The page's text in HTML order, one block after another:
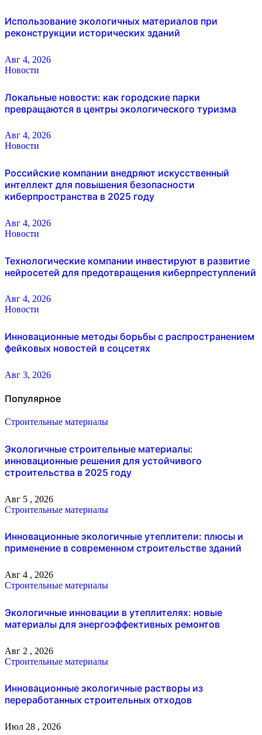
Использование экологичных материалов при
реконструкции исторических зданий
Авг 4, 2026
Новости
Локальные новости: как городские парки
превращаются в центры экологического туризма
Авг 4, 2026
Новости
Российские компании внедряют искусственный
интеллект для повышения безопасности
киберпространства в 2025 году
Авг 4, 2026
Новости
Технологические компании инвестируют в развитие
нейросетей для предотвращения киберпреступлений
Авг 4, 2026
Новости
Инновационные методы борьбы с распространением
фейковых новостей в соцсетях
Авг 3, 2026
Популярное
Строительные материалы
Экологичные строительные материалы:
инновационные решения для устойчивого
строительства в 2025 году
Авг 5 , 2026
Строительные материалы
Инновационные экологичные утеплители: плюсы и
применение в современном строительстве зданий
Авг 4 , 2026
Строительные материалы
Экологичные инновации в утеплителях: новые
материалы для энергоэффективных ремонтов
Авг 2 , 2026
Строительные материалы
Инновационные экологичные растворы из
переработанных строительных отходов
Июл 28 , 2026